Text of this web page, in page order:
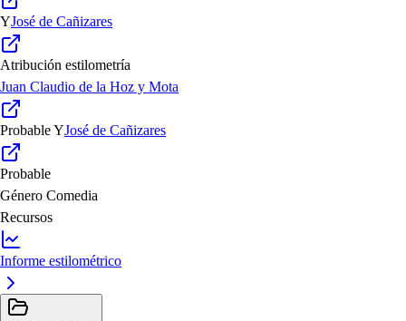
YJosé de Cañizares
Atribución estilometría
Juan Claudio de la Hoz y Mota
ProbableYJosé de Cañizares
Probable
Género Comedia
Recursos
Informe estilométrico